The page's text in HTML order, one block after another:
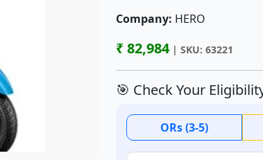
Company: HERO
₹ 82,984| SKU: 63221
🎯 Check Your
ORs (3-5)